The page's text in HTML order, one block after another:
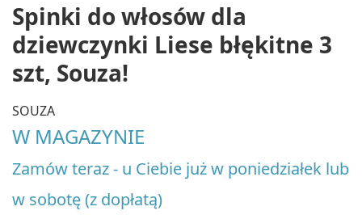
Spinki do włosów dla
dziewczynki Liese błękitne 3
szt, Souza!
SOUZA
W MAGAZYNIE
Zamów teraz - u Ciebie już w poniedziałek lub
w sobotę (z dopłatą)